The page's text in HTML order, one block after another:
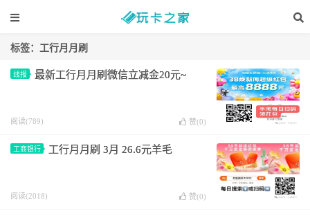
标签：工行月月刷
线报 最新工行月月刷微信立减金20元~
阅读(789) 赞(0)
工商银行 工行月月刷 3月 26.6元羊毛
阅读(2018) 赞(0)